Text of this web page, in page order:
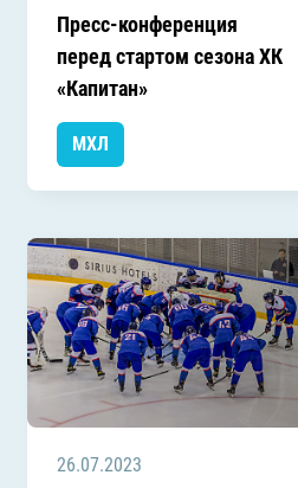
Пресс-конференция
перед стартом сезона ХК
«Капитан»
МХЛ
26.07.2023